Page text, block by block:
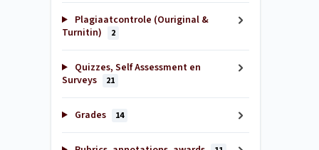
Plagiaatcontrole (Ouriginal &
Turnitin)
2
Quizzes, Self Assessment en
Surveys
21
Grades 14